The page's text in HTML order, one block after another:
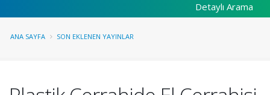
Detaylı Arama
ANA SAYFA SON EKLENEN YAYINLAR